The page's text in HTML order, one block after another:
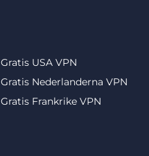
Gratis USA VPN
Gratis Nederlanderna VPN
Gratis Frankrike VPN